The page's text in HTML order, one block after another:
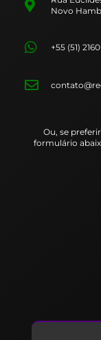
Novo
+55 (51)
Ou, se
formulário